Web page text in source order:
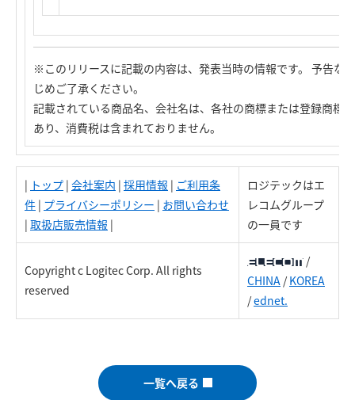
※このリリースに記載の内容は、発表当時の情報です。 予告な
じめご了承ください。
記載されている商品名、会社名は、各社の商標または登録商標
あり、消費税は含まれておりません。
| トップ | 会社案内 | 採用情報 | ご利用条
件 | プライバシーポリシー | お問い合わせ
| 取扱店販売情報 |
ロジテックはエ
レコムグループ
の一員です
Copyright c Logitec Corp. All rights
reserved
/
CHINA /KOREA
/ednet.
一覧へ戻る